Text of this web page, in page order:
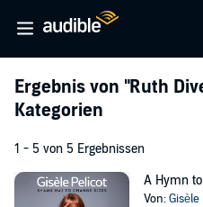
Ergebnis von "Ruth
Kategorien
1 - 5 von 5 Ergebnissen
A Hymn
Von: